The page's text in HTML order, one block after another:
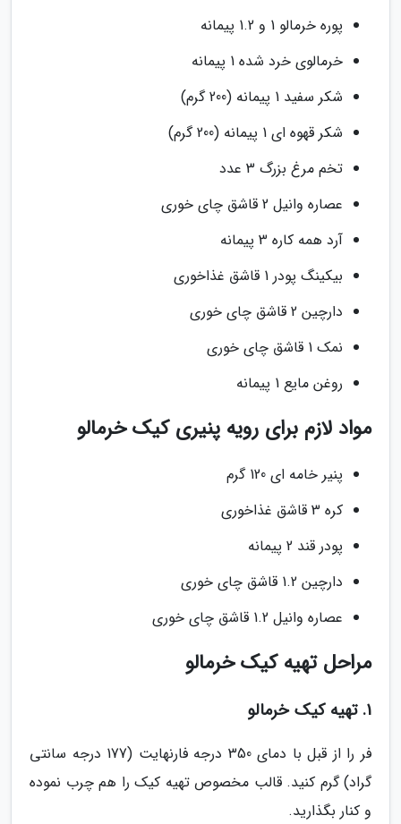
پوره خرمالو 1 و 1.2 پیمانه
خرمالوی خرد شده 1 پیمانه
شکر سفید 1 پیمانه (200 گرم)
شکر قهوه ای 1 پیمانه (200 گرم)
تخم مرغ بزرگ 3 عدد
عصاره وانیل 2 قاشق چای خوری
آرد همه کاره 3 پیمانه
بیکینگ پودر 1 قاشق غذاخوری
دارچین 2 قاشق چای خوری
نمک 1 قاشق چای خوری
روغن مایع 1 پیمانه
مواد لازم برای رویه پنیری کیک خرمالو
پنیر خامه ای 120 گرم
کره 3 قاشق غذاخوری
پودر قند 2 پیمانه
دارچین 1.2 قاشق چای خوری
عصاره وانیل 1.2 قاشق چای خوری
مراحل تهیه کیک خرمالو
1. تهیه کیک خرمالو
فر را از قبل با دمای 350 درجه فارنهایت (177 درجه سانتی
گراد) گرم کنید. قالب مخصوص تهیه کیک را هم چرب نموده
و کنار بگذارید.